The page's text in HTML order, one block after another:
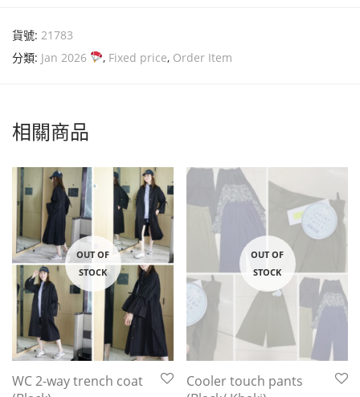
貨號: 21783
分類: Jan 2026 , Fixed price, Order Item
相關商品
WC 2-way trench coat
Cooler touch pants